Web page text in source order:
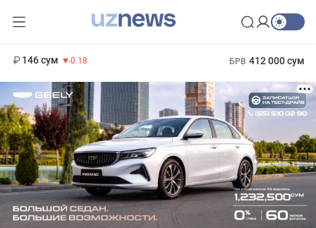
146 сум -0.18 БРВ 412 000 сум